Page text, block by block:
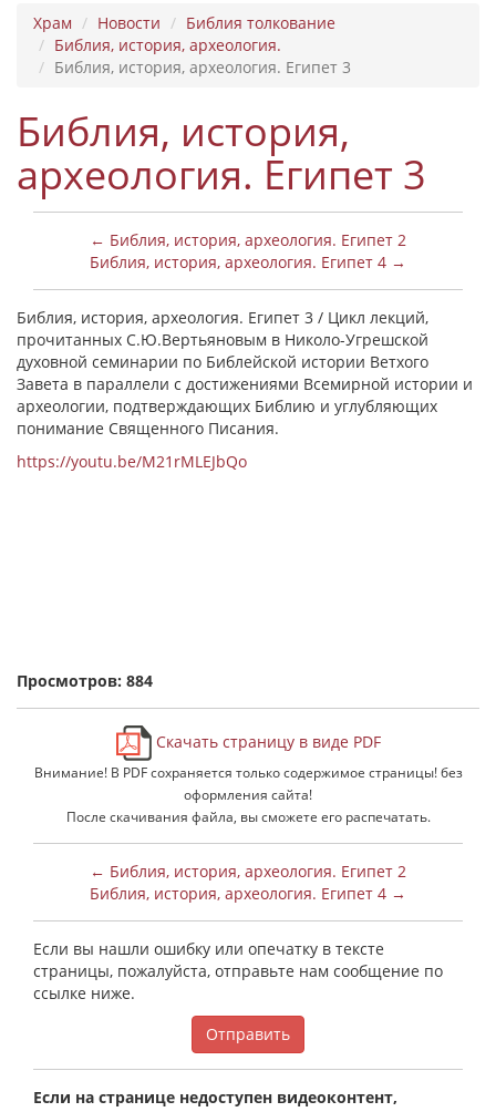
Храм Новости
Библия толкование
Библия, история, археология.
Библия, история, археология. Египет 3
Библия, история,
археология. Египет 3
← Библия, история, археология. Египет 2
Библия, история, археология. Египет 4 →
Библия, история, археология. Египет 3 / Цикл лекций,
прочитанных С.Ю.Вертьяновым в Николо-Угрешской
духовной семинарии по Библейской истории Ветхого
Завета в параллели с достижениями Всемирной истории и
археологии, подтверждающих Библию и углубляющих
понимание Священного Писания.
https://youtu.be/M21rMLEJbQo
Просмотров: 884
Скачать страницу в виде PDF
Внимание! В PDF сохраняется только содержимое страницы! без
оформления сайта!
После скачивания файла, вы сможете его распечатать.
← Библия, история, археология. Египет 2
Библия, история, археология. Египет 4 →
Если вы нашли ошибку или опечатку в тексте
страницы, пожалуйста, отправьте нам сообщение по
ссылке ниже.
Отправить
Если на странице недоступен видеоконтент,